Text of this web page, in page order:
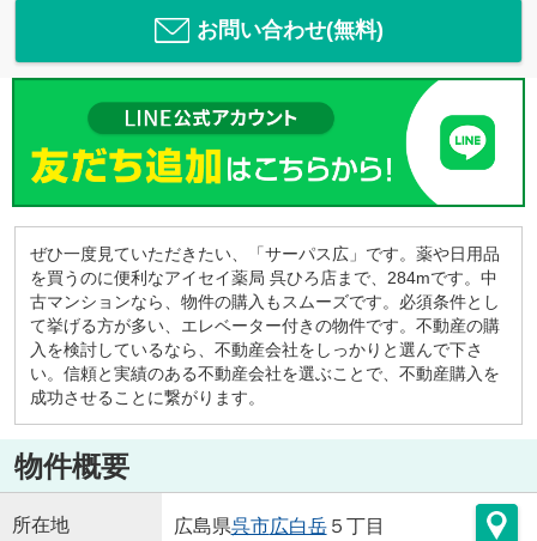
お問い合わせ(無料)
ぜひ一度見ていただきたい、「サーパス広」です。薬や日用品
を買うのに便利なアイセイ薬局 呉ひろ店まで、284mです。中
古マンションなら、物件の購入もスムーズです。必須条件とし
て挙げる方が多い、エレベーター付きの物件です。不動産の購
入を検討しているなら、不動産会社をしっかりと選んで下さ
い。信頼と実績のある不動産会社を選ぶことで、不動産購入を
成功させることに繋がります。
物件概要
所在地 広島県呉市広白岳５丁目